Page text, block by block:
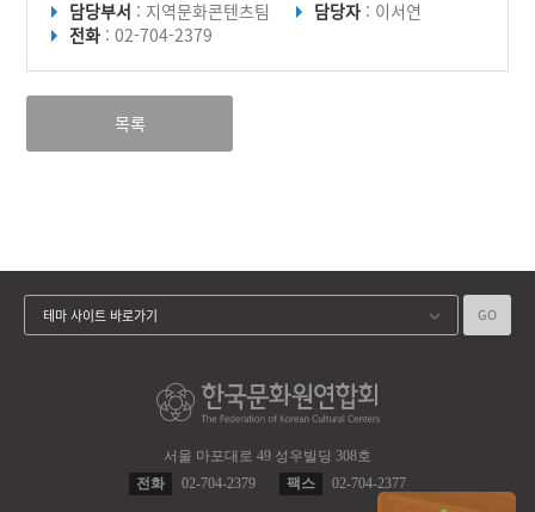
담당부서 : 지역문화콘텐츠팀 담당자 : 이서연
전화 : 02-704-2379
목록
서울 마포대로 49 성우빌딩 308호
전화
02-704-2379 팩스 02-704-2377
테마 사이트 바로가기 GO